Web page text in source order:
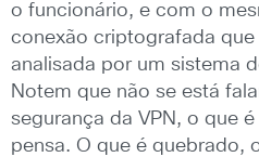
o funcionário, e com o
conexão criptografada que
analisada por um sistema
Notem que não se está
segurança da VPN, o que
pensa. O que é quebrado,